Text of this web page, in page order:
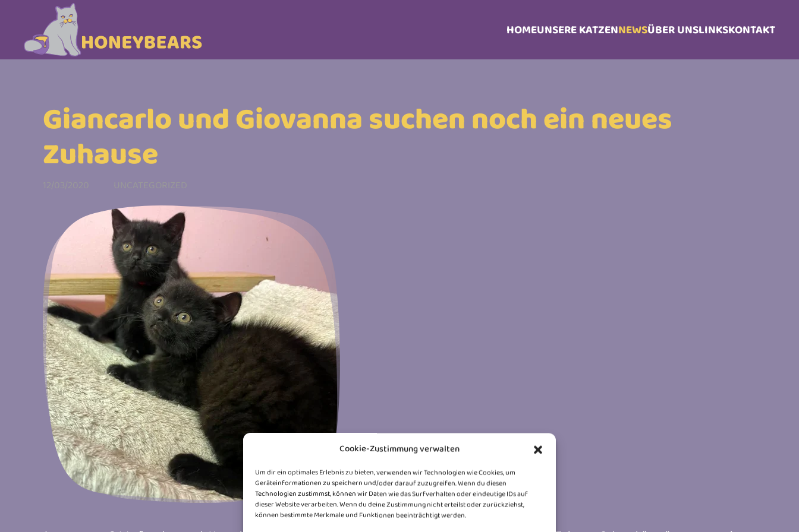
Cookie-Zustimmung verwalten
Um dir ein optimales Erlebnis zu bieten, verwenden wir Technologien wie Cookies, um
Geräteinformationen zu speichern und/oder darauf zuzugreifen. Wenn du diesen
Technologien zustimmst, können wir Daten wie das Surfverhalten oder eindeutige IDs auf
dieser Website verarbeiten. Wenn du deine Zustimmung nicht erteilst oder zurückziehst,
können bestimmte Merkmale und Funktionen beeinträchtigt werden.
Skip to main content HOMEUNSERE KATZENNEWSÜBER UNSLINKSKONTAKT
Giancarlo und Giovanna suchen noch ein neues
Zuhause